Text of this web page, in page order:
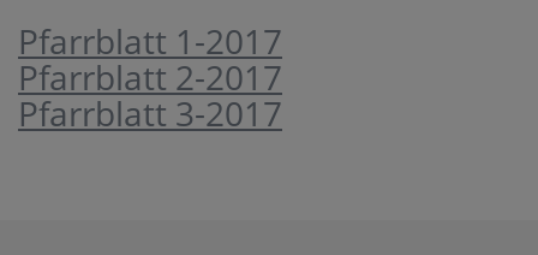
Pfarrblatt 1-2017
Pfarrblatt 2-2017
Pfarrblatt 3-2017